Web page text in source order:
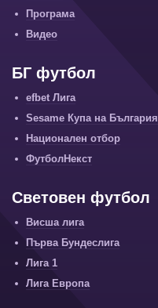
Програма
Видео
БГ футбол
efbet Лига
Sesame Купа на България
Национален отбор
ФутболНекст
Световен футбол
Висша лига
Първа Бундеслига
Лига 1
Лига Европа